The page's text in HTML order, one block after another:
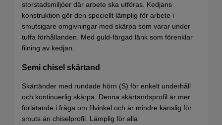
storstadsmiljöer där arbete ska utföras. Kedjans
konstruktion gör den speciellt lämplig för arbete i
smutsigare omgivningar med skärpa som varar under
tuffa förhållanden. Med guld-färgad länk som förenklar
filning av kedjan.
Semi chisel skärtand
Skärtänder med rundade hörn (S) för enkelt underhåll
och kontinuerlig skärpa. Denna skärtandsprofil är mer
förlåtande i fråga om filvinkel och är mindre känslig för
smuts än chiselprofil. Lämplig för alla